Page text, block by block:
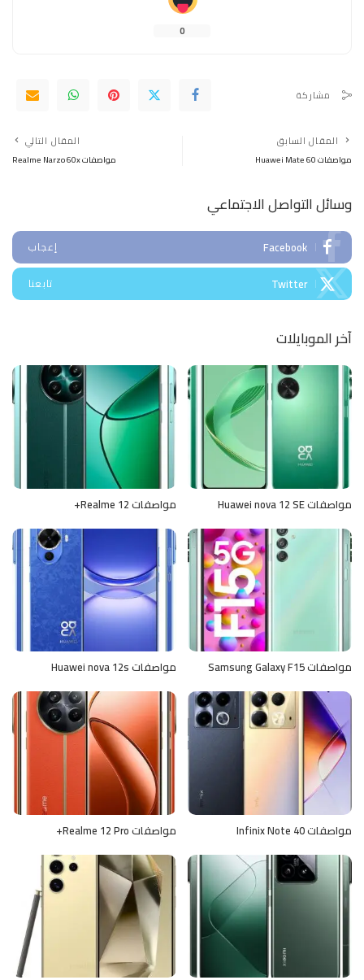
0
مشاركة
المقال السابق
مواصفات Huawei Mate 60
المقال التالي
مواصفات Realme Narzo 60x
وسائل التواصل الاجتماعي
Facebook إعجاب
Twitter تابعنا
آخر الموبايلات
مواصفات Huawei nova 12 SE مواصفات Realme 12+
مواصفات Samsung Galaxy F15 مواصفات Huawei nova 12s
مواصفات Infinix Note 40 مواصفات Realme 12 Pro+